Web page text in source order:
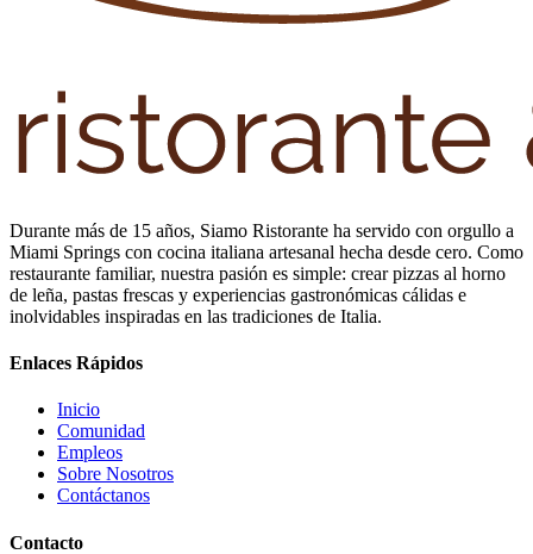
Durante más de 15 años, Siamo Ristorante ha servido con orgullo a
Miami Springs con cocina italiana artesanal hecha desde cero. Como
restaurante familiar, nuestra pasión es simple: crear pizzas al horno
de leña, pastas frescas y experiencias gastronómicas cálidas e
inolvidables inspiradas en las tradiciones de Italia.
Enlaces Rápidos
Inicio
Comunidad
Empleos
Sobre Nosotros
Contáctanos
Contacto